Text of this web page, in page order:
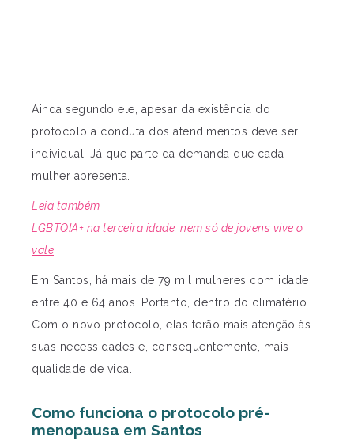
Ainda segundo ele, apesar da existência do
protocolo a conduta dos atendimentos deve ser
individual. Já que parte da demanda que cada
mulher apresenta.
Leia também
LGBTQIA+ na terceira idade: nem só de jovens vive o
vale
Em Santos, há mais de 79 mil mulheres com idade
entre 40 e 64 anos. Portanto, dentro do climatério.
Com o novo protocolo, elas terão mais atenção às
suas necessidades e, consequentemente, mais
qualidade de vida.
Como funciona o protocolo pré-
menopausa em Santos